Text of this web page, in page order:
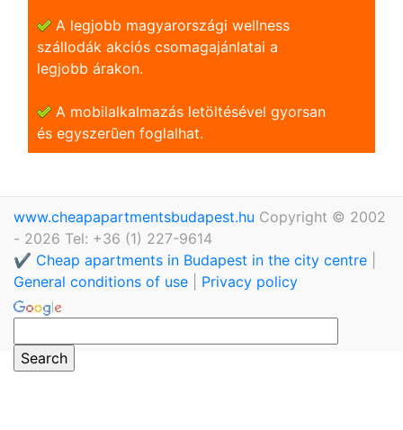
A legjobb magyarországi wellness
szállodák akciós csomagajánlatai a
legjobb árakon.
A mobilalkalmazás letöltésével gyorsan
és egyszerũen foglalhat.
www.cheapapartmentsbudapest.hu Copyright © 2002
- 2026 Tel: +36 (1) 227-9614
✔️ Cheap apartments in Budapest in the city centre
General conditions of use
Privacy policy